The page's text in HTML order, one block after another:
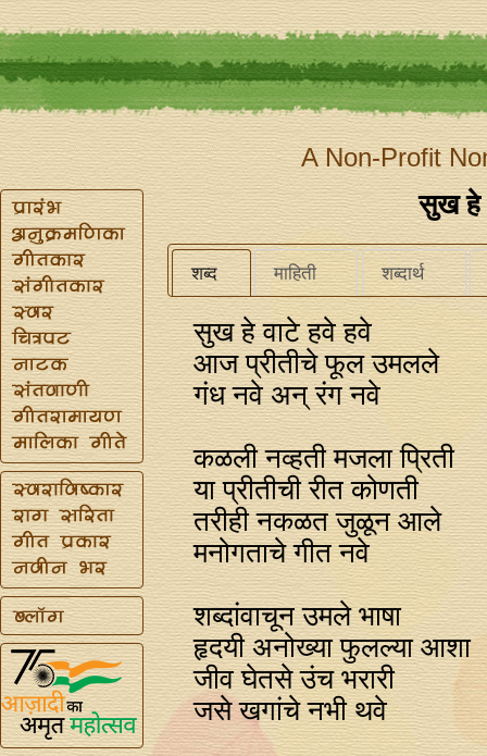
A Non-Profit
सुख हे
शब्द माहिती शब्दार्थ
सुख हे वाटे हवे हवे
आज प्रीतीचे फूल उमलले
गंध नवे अन्‌ रंग नवे
कळली नव्हती मजला प्रिती
या प्रीतीची रीत कोणती
तरीही नकळत जुळून आले
मनोगताचे गीत नवे
शब्दांवाचून उमले भाषा
हृदयी अनोख्या फुलल्या आशा
जीव घेतसे उंच भरारी
जसे खगांचे नभी थवे